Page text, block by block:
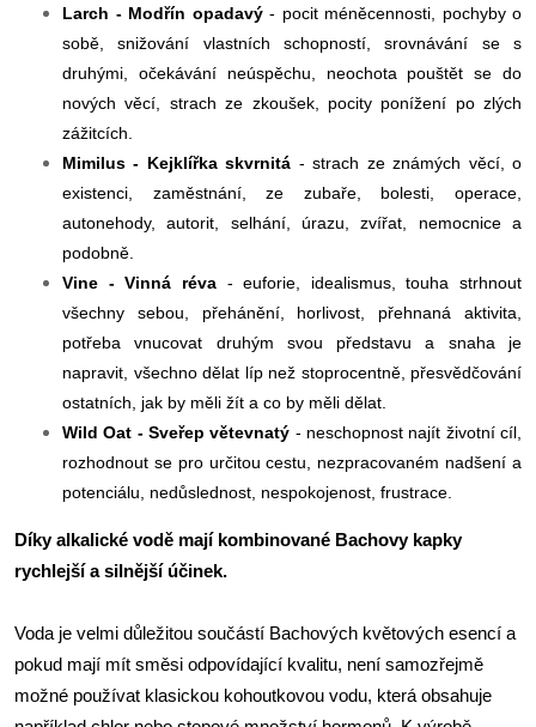
Larch - Modřín opadavý- pocit méněcennosti, pochyby o
sobě, snižování vlastních schopností, srovnávání se s
druhými, očekávání neúspěchu, neochota pouštět se do
nových věcí, strach ze zkoušek, pocity ponížení po zlých
zážitcích.
Mimilus - Kejklířka skvrnitá - strach ze známých věcí, o
existenci, zaměstnání, ze zubaře, bolesti, operace,
autonehody, autorit, selhání, úrazu, zvířat, nemocnice a
podobně.
Vine - Vinná réva- euforie, idealismus, touha strhnout
všechny sebou, přehánění, horlivost, přehnaná aktivita,
potřeba vnucovat druhým svou představu a snaha je
napravit, všechno dělat líp než stoprocentně, přesvědčování
ostatních, jak by měli žít a co by měli dělat.
Wild Oat - Sveřep větevnatý - neschopnost najít životní cíl,
rozhodnout se pro určitou cestu, nezpracovaném nadšení a
potenciálu, nedůslednost, nespokojenost, frustrace.
Díky alkalické vodě mají kombinované Bachovy kapky
rychlejší a silnější účinek.
Voda je velmi důležitou součástí Bachových květových esencí a
pokud mají mít směsi odpovídající kvalitu, není samozřejmě
možné používat klasickou kohoutkovou vodu, která obsahuje